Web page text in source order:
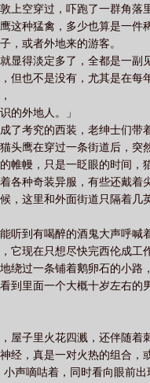
上空穿过，吓跑了一群角落
这种猛禽，多少也算是一件
，或者外地来的游客。
显得淡定多了，全都是一副
但也不是没有，尤其是在每
的外地人。」
了考究的西装，老绅士们带
头鹰在穿过一条街道后，突
帷幔，只是一眨眼的时间，
各种奇装异服，有些还戴
，这里和外面街道只隔着几
听到有喝醉的酒鬼大声呼喊着
它现在只想尽快完西伦成工
绕过一条铺着鹅卵石的小路
到里面一个大概十岁左右的
屋子里火花四溅，还伴随着
经，真是一对火热的组合，
声嘀咕着，同时看向眼前